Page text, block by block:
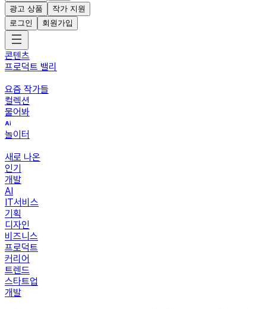
광고 상품
작가 지원
로그인
회원가입
콘텐츠
프로덕트 밸리
요즘 작가들
컬렉션
물어봐
놀이터
새로 나온
인기
개발
AI
IT서비스
기획
디자인
비즈니스
프로덕트
커리어
트렌드
스타트업
개발